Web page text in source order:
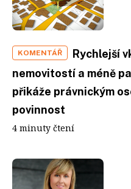
KOMENTÁŘ
Rychlejší
nemovitostí a méně
přikáže právnickým
povinnost
4 minuty čtení